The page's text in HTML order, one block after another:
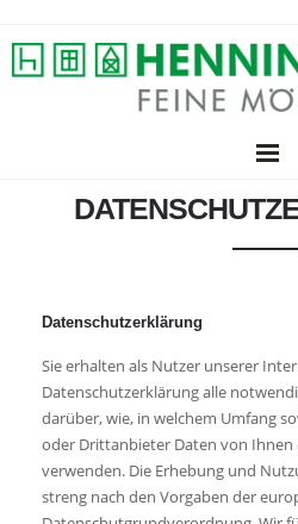
Datenschutzerklärung
Sie erhalten als Nutzer unserer
Datenschutzerklärung alle
darüber, wie, in welchem Umfang
oder Drittanbieter Daten von Ihnen
verwenden. Die Erhebung und
streng nach den Vorgaben der